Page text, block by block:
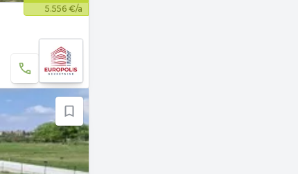
5.556 €/a